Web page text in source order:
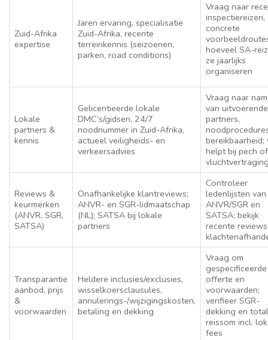
Zuid-Afrika
expertise
Jaren ervaring, specialisatie
Zuid-Afrika, recente
terreinkennis (seizoenen,
parken, road conditions)
Vraag naar
inspectiereizen,
concrete
hoeveel SA-
ze jaarlijks
organiseren
Lokale
partners &
kennis
Gelicentieerde lokale
DMC’s/gidsen, 24/7
noodnummer in Zuid-Afrika,
actueel veiligheids- en
verkeersadvies
Vraag naar
van uitvoerende
partners,
bereikbaarheid;
helpt bij pech of
Reviews &
keurmerken
(ANVR, SGR,
SATSA)
Onafhankelijke klantreviews;
ANVR- en SGR-lidmaatschap
(NL); SATSA bij lokale
partners
Controleer
ledenlijsten van
ANVR/SGR en
SATSA; bekijk
recente
Transparantie
aanbod, prijs
&
voorwaarden
Heldere inclusies/exclusies,
wisselkoersclausules,
annulerings-/wijzigingskosten,
betaling en dekking
Vraag om
gespecificeerde
offerte en
voorwaarden;
verifieer SGR-
dekking en
reissom incl.
fees